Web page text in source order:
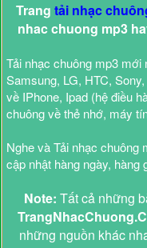
Trang tải nhạc
nhac chuong mp3
Tải nhạc chuông mp3 mới
Samsung, LG, HTC,
về IPhone, Ipad (hệ điều
chuông về thẻ nhớ, máy
Nghe và Tải nhạc chuông
cập nhật hàng ngày, hàng
Note: Tất cả những
những nguồn khác